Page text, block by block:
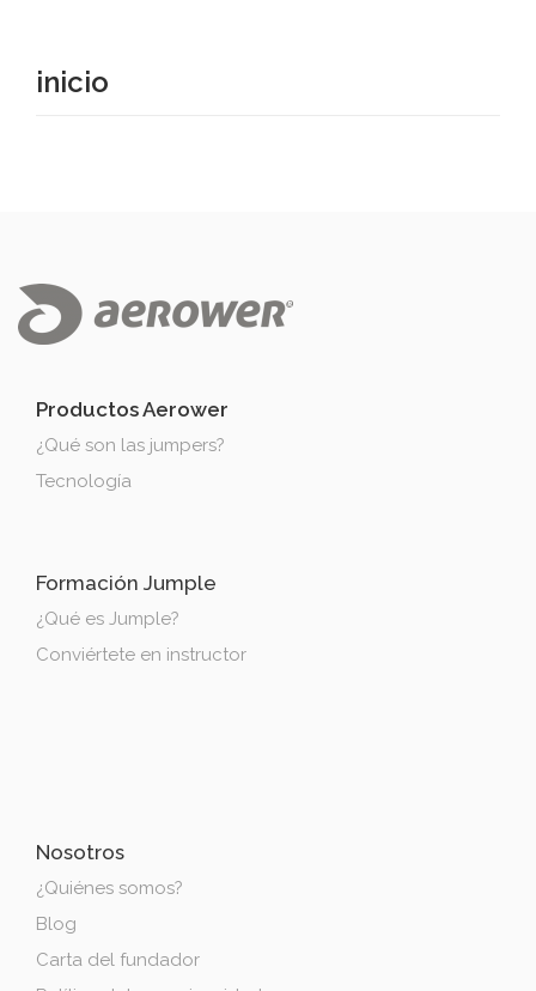
inicio
Productos Aerower
¿Qué son las jumpers?
Tecnología
Formación Jumple
¿Qué es Jumple?
Conviértete en instructor
Nosotros
¿Quiénes somos?
Blog
Carta del fundador